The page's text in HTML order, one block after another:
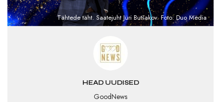
HEAD UUDISED
GoodNews
Tähtede täht. Saatejuht Jüri Butšakov. Foto: Duo Media